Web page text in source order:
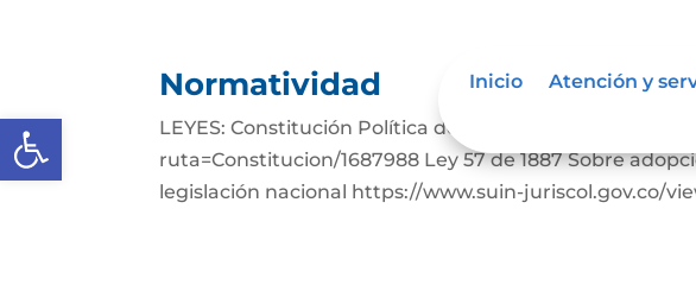
Abrir barra de herramientas
Inicio Atención y
Normatividad
LEYES: Constitución Política de Colombia. https://
ruta=Constitucion/1687988 Ley 57 de 1887 Sobre
legislación nacional https://www.suin-juriscol.gov.co/